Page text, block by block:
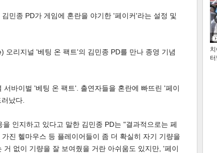
민종 PD가 게임에 혼란을 야기한 '페이커'라는 설정 및
오리지널 '베팅 온 팩트'의 김민종 PD를 만나 종영 기념
바이벌 '베팅 온 팩트'. 출연자들을 혼란에 빠뜨린 '페이
났다.
인지하고 있다고 말한 김민종 PD는 "결과적으로는 페
진 헬마우스 등 플레이어들이 좀 더 확실히 자기 기량을
없이 기량을 잘 보여줬을 거란 아쉬움도 있지만, '페이